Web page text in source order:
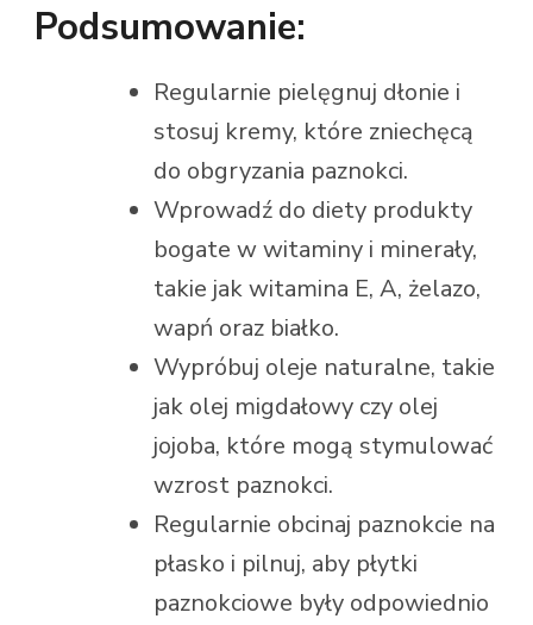
Podsumowanie:
Regularnie pielęgnuj dłonie i
stosuj kremy, które zniechęcą
do obgryzania paznokci.
Wprowadź do diety produkty
bogate w witaminy i minerały,
takie jak witamina E, A, żelazo,
wapń oraz białko.
Wypróbuj oleje naturalne, takie
jak olej migdałowy czy olej
jojoba, które mogą stymulować
wzrost paznokci.
Regularnie obcinaj paznokcie na
płasko i pilnuj, aby płytki
paznokciowe były odpowiednio